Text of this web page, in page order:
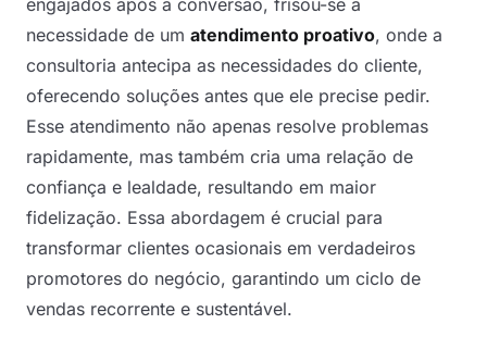
engajados após a conversão, frisou-se a
necessidade de um atendimento proativo, onde a
consultoria antecipa as necessidades do cliente,
oferecendo soluções antes que ele precise pedir.
Esse atendimento não apenas resolve problemas
rapidamente, mas também cria uma relação de
confiança e lealdade, resultando em maior
fidelização. Essa abordagem é crucial para
transformar clientes ocasionais em verdadeiros
promotores do negócio, garantindo um ciclo de
vendas recorrente e sustentável.